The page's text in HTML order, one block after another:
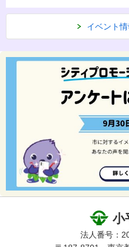
イベント
小
法人番号：